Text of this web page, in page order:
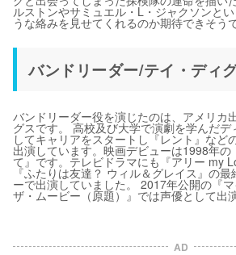
ルストンやサミュエル・L・ジャクソンと
うな絡みを見せてくれるのか期待できそう
バンドリーダー/テイ・ディ
バンドリーダー役を演じたのは、アメリカ
グスです。 高校及び大学で演劇を学んだデ
してキャリアをスタートし『レント』など
出演しています。映画デビューは1998年の
て』です。テレビドラマにも『アリー my
『ふたりは友達？ ウィル＆グレイス』の
ーで出演していました。 2017年公開の『
ザ・ムービー（原題）』では声優として出
AD